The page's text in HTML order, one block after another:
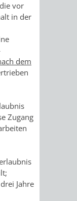
ENGAGIERTE
WEINHEIMER
UND
SERVICEBEREICH
FÜR
HILFREICHE
vor
in der
dem
Zugang
Jahre